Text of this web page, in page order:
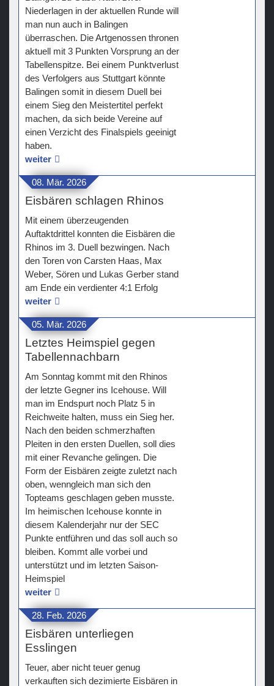
Niederlagen in der aktuellen Runde will
man nun auch in Balingen
überraschen. Die Artgenossen thronen
aktuell mit 3 Punkten Vorsprung an der
Tabellenspitze. Bei einem Punktverlust
des Verfolgers aus Stuttgart könnte
Balingen somit in diesem Duell bei
einem Sieg den Meistertitel perfekt
machen, da sich beide Vereine auf
einen Verzicht des Finalspiels geeinigt
haben.
weiter
08. Mär. 2026
Eisbären schlagen Rhinos
Mit einem überzeugenden
Auftaktdrittel konnten die Eisbären die
Rhinos im 3. Duell bezwingen. Nach
den Toren von Carsten Haas, Max
Weber, Sören und Lukas Gerber stand
am Ende ein verdienter 4:1 Erfolg
weiter
05. Mär. 2026
Letztes Heimspiel gegen
Tabellennachbarn
Am Sonntag kommt mit den Rhinos
der letzte Gegner ins Icehouse. Will
man im Endspurt noch Platz 5 in
Reichweite halten, muss ein Sieg her.
Nach den beiden schmerzhaften
Pleiten in den ersten Duellen, soll dies
mit einer Revanche gelingen. Die
Form der Eisbären zeigte zuletzt nach
oben, wenngleich man sich den
Topteams geschlagen geben musste.
Im heimischen Icehouse konnte in
diesem Kalenderjahr nur der SEC
Punkte entführen und das soll auch so
bleiben. Kommt alle vorbei und
unterstützt und im letzten Saison-
Heimspiel
weiter
28. Feb. 2026
Eisbären unterliegen
Esslingen
Teuer, aber nicht teuer genug
verkauften sich dezimierte Eisbären in